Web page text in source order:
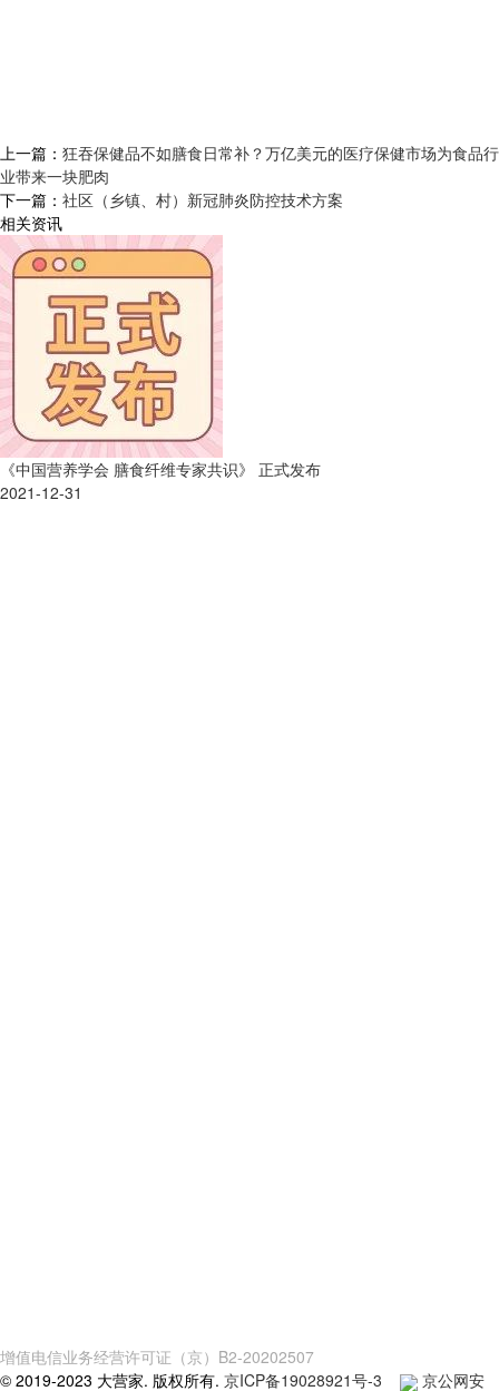
上一篇： 狂吞保健品不如膳食日常补？万亿美元的医疗保健市场为食品行
业带来一块肥肉
下一篇： 社区（乡镇、村）新冠肺炎防控技术方案
相关资讯
《中国营养学会 膳食纤维专家共识》 正式发布
2021-12-31
增值电信业务经营许可证（京）B2-20202507
© 2019-2023 大营家. 版权所有. 京ICP备19028921号-3 京公网安